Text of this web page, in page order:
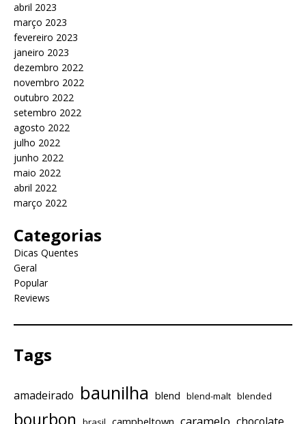
abril 2023
março 2023
fevereiro 2023
janeiro 2023
dezembro 2022
novembro 2022
outubro 2022
setembro 2022
agosto 2022
julho 2022
junho 2022
maio 2022
abril 2022
março 2022
Categorias
Dicas Quentes
Geral
Popular
Reviews
Tags
amadeirado baunilha blend blend-malt blended
bourbon